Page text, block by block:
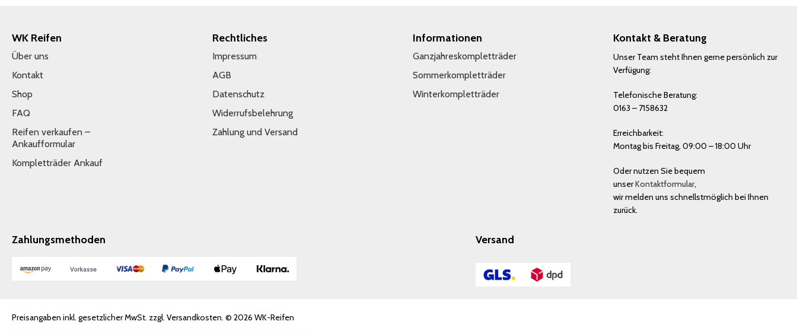
WK Reifen
Über uns
Kontakt
Shop
FAQ
Reifen verkaufen –
Ankaufformular
Kompletträder Ankauf
Rechtliches
Impressum
AGB
Datenschutz
Widerrufsbelehrung
Zahlung und Versand
Informationen
Ganzjahreskompletträder
Sommerkompletträder
Winterkompletträder
Kontakt & Beratung
Unser Team steht Ihnen gerne persönlich zur
Verfügung:
Telefonische Beratung:
0163 – 7158632
Erreichbarkeit:
Montag bis Freitag, 09:00 – 18:00 Uhr
Oder nutzen Sie bequem
unserKontaktformular,
wir melden uns schnellstmöglich bei Ihnen
zurück.
Zahlungsmethoden Versand
Preisangaben inkl. gesetzlicher MwSt. zzgl. Versandkosten. © 2026 WK-Reifen